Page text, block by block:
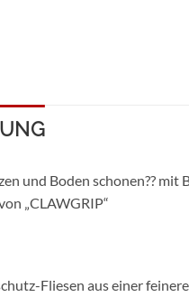
und Boden schonen??
„CLAWGRIP“
Fliesen aus einer